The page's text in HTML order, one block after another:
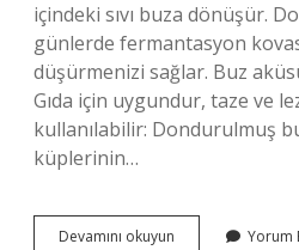
içindeki sıvı buza dönüşür.
günlerde fermantasyon
düşürmenizi sağlar. Buz
Gıda için uygundur, taze ve
kullanılabilir: Dondurulmuş
küplerinin…
Devamını okuyun Yorum